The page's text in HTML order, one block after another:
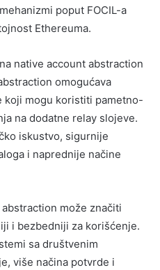
poput FOCIL-a
Ethereuma.
native account abstraction
omogućava
koji mogu koristiti pametno-
na dodatne relay slojeve.
iskustvo, sigurnije
i naprednije načine
može značiti
i bezbedniji za korišćenje.
sa društvenim
više načina potvrde i